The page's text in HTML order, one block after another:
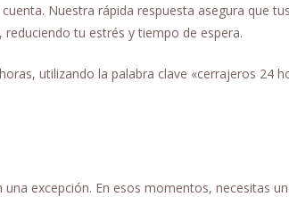
Nuestra rápida respuesta asegura que tus
tu estrés y tiempo de espera.
utilizando la palabra clave «cerrajeros 24
excepción. En esos momentos, necesitas un